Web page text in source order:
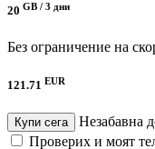
20 GB / 3 дни
Без ограничение на
121.71 EUR
Купи сега
Незабавна
Проверих и моят